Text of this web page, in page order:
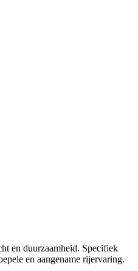
en duurzaamheid. Specifiek
en aangename rijervaring.